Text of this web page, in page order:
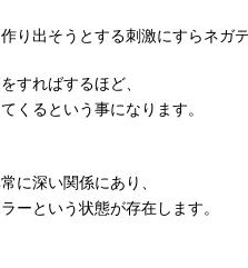
り出そうとする刺激にすらネガ
すればするほど、
くるという事になります。
に深い関係にあり、
ーという状態が存在します。